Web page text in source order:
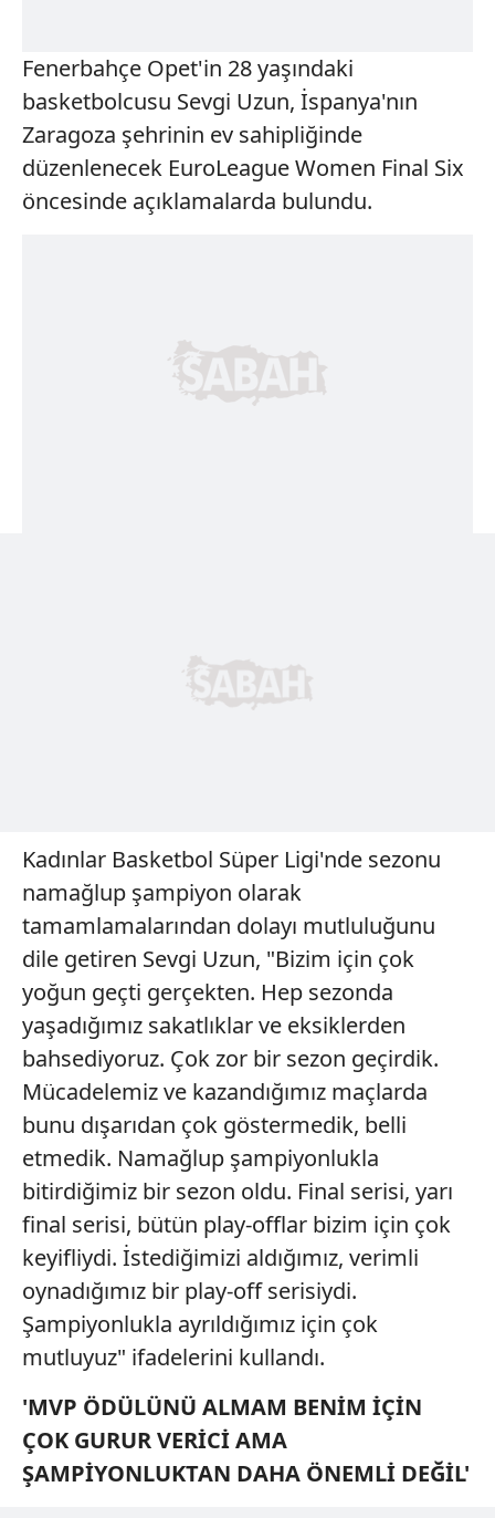
Fenerbahçe Opet'in 28 yaşındaki
basketbolcusu Sevgi Uzun, İspanya'nın
Zaragoza şehrinin ev sahipliğinde
düzenlenecek EuroLeague Women Final Six
öncesinde açıklamalarda bulundu.
Kadınlar Basketbol Süper Ligi'nde sezonu
namağlup şampiyon olarak
tamamlamalarından dolayı mutluluğunu
dile getiren Sevgi Uzun, "Bizim için çok
yoğun geçti gerçekten. Hep sezonda
yaşadığımız sakatlıklar ve eksiklerden
bahsediyoruz. Çok zor bir sezon geçirdik.
Mücadelemiz ve kazandığımız maçlarda
bunu dışarıdan çok göstermedik, belli
etmedik. Namağlup şampiyonlukla
bitirdiğimiz bir sezon oldu. Final serisi, yarı
final serisi, bütün play-offlar bizim için çok
keyifliydi. İstediğimizi aldığımız, verimli
oynadığımız bir play-off serisiydi.
Şampiyonlukla ayrıldığımız için çok
mutluyuz" ifadelerini kullandı.
'MVP ÖDÜLÜNÜ ALMAM BENİM İÇİN
ÇOK GURUR VERİCİ AMA
ŞAMPİYONLUKTAN DAHA ÖNEMLİ DEĞİL'